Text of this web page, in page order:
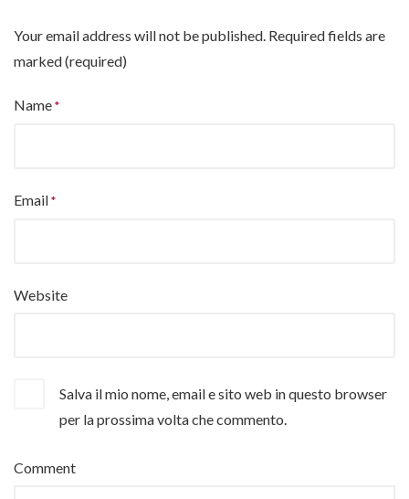
Your email address will not be published. Required fields are
marked (required)
Name
Email
Website
Salva il mio nome, email e sito web in questo browser
per la prossima volta che commento.
Comment